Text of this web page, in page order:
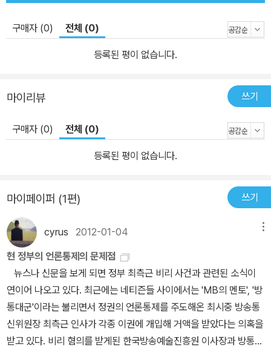
구매자 (0) 전체 (0)
등록된 평이 없습니다.
마이리뷰 쓰기
구매자 (0) 전체 (0)
등록된 평이 없습니다.
마이페이퍼 (1편) 쓰기
cyrus 2012-01-04
현 정부의 언론통제의 문제점
뉴스나 신문을 보게 되면 정부 최측근 비리 사건과 관련된 소식이
연이어 나오고 있다. 최근에는 네티즌들 사이에서는 'MB의 멘토', '방
통대군'이라는 불리면서 정권의 언론통제를 주도해온 최시중 방송통
신위원장 최측근 인사가 각종 이권에 개입해 거액을 받았다는 의혹을
받고 있다. 비리 혐의를 받게된 한국방송예술진흥원 이사장과 방통위